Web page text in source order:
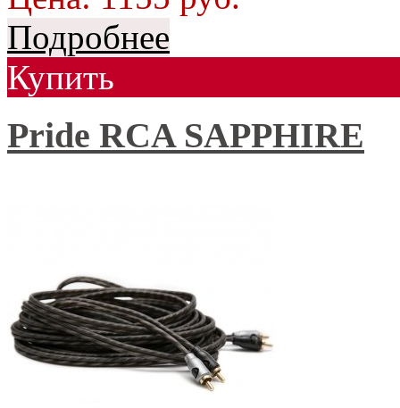
Подробнее
Купить
Pride RCA SAPPHIRE